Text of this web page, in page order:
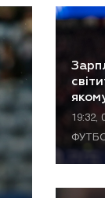
19:32,